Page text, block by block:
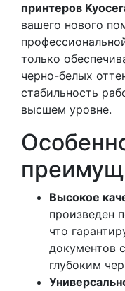
принтеров
вашего нового
только
черно-белых
стабильность
высшем уровне.
Высокое
произведен
что
документов
глубоким